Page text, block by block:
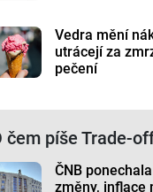
Vedra mění
utrácejí za
pečení
čem píše Trade-
ČNB
změny, inflace